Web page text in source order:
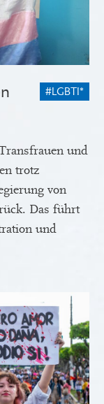
#LGBTI*
und
trotz
von
Das führt
und